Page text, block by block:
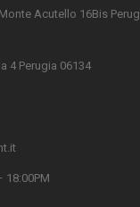
Acutello 16Bis
4 Perugia 06134
18:00PM